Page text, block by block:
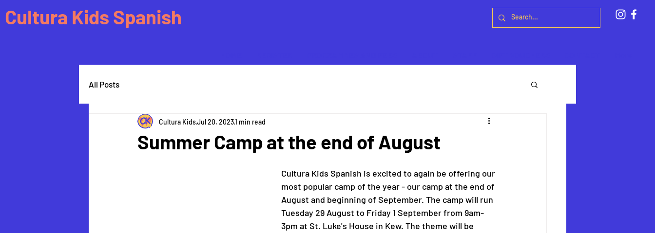
Cultura Kids Spanish
All Posts
Summer Camp at the end of August
Cultura KidsJul 20, 20231 min read
Cultura Kids Spanish is excited to again be offering our
most popular camp of the year - our camp at the end of
August and beginning of September. The camp will run
Tuesday 29 August to Friday 1 September from 9am-
3pm at St. Luke's House in Kew. The theme will be